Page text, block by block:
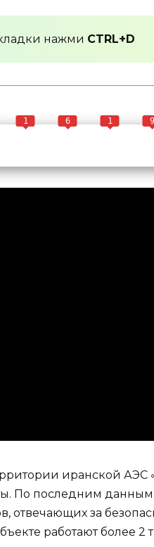
нажми CTRL+D
1 6 1 9
иранской АЭС
По последним
отвечающих за
работают более 2